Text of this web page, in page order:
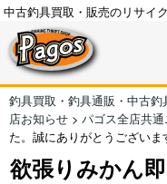
中古釣具買取・販売のリサイ
釣具買取・釣具通販・中古
店お知らせ > パゴス全店共
た。誠にありがとうございま
欲張りみかん